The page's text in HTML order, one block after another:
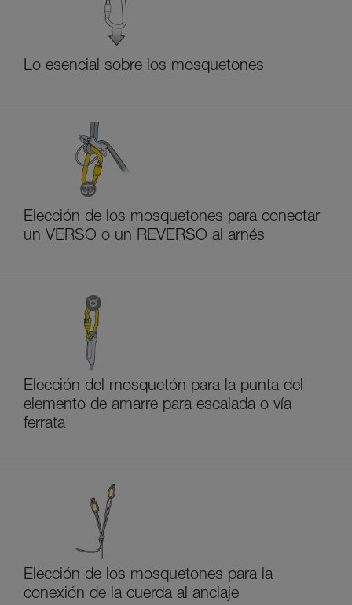
Lo esencial sobre los mosquetones
Elección de los mosquetones para conectar
un VERSO o un REVERSO al arnés
Elección del mosquetón para la punta del
elemento de amarre para escalada o vía
ferrata
Elección de los mosquetones para la
conexión de la cuerda al anclaje